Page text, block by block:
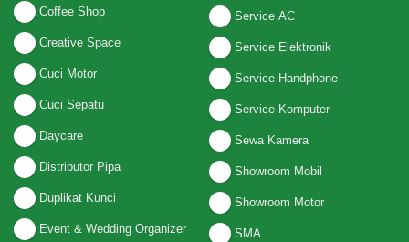
Coffee Shop
Creative Space
Cuci Motor
Cuci Sepatu
Daycare
Distributor Pipa
Duplikat Kunci
Event & Wedding Organizer
Service AC
Service Elektronik
Service Handphone
Service Komputer
Sewa Kamera
Showroom Mobil
Showroom Motor
SMA